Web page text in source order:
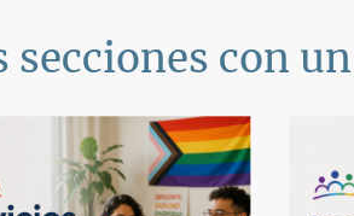
secciones con